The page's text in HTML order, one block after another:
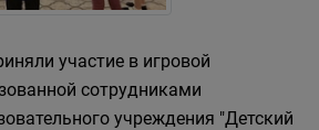
участие в игровой
сотрудниками
учреждения "Детский